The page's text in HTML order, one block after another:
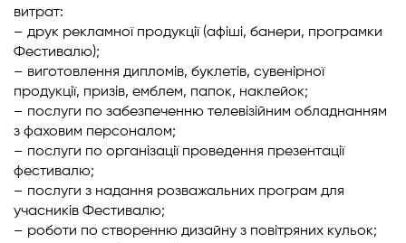
витрат:
– друк рекламної продукції (афіші, банери, програмки
Фестивалю);
– виготовлення дипломів, буклетів, сувенірної
продукції, призів, емблем, папок, наклейок;
– послуги по забезпеченню телевізійним обладнанням
з фаховим персоналом;
– послуги по організації проведення презентації
фестивалю;
– послуги з надання розважальних програм для
учасників Фестивалю;
– роботи по створенню дизайну з повітряних кульок;